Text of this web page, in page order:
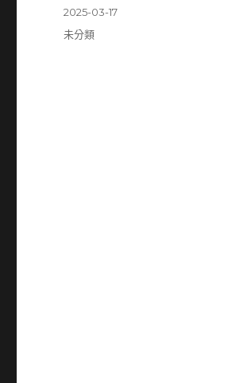
發
佈
2025-03-17
分
未分類